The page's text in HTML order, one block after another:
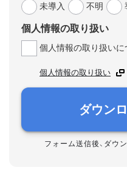
未導入
不明
個人情報の取り扱い
個人情報の取り扱いに
個人情報の取り扱い
ダウン
フォーム送信後、ダウ